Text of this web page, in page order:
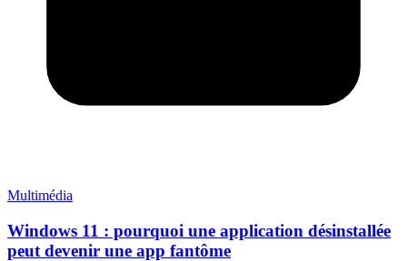
Multimédia
Windows 11 : pourquoi une application désinstallée
peut devenir une app fantôme